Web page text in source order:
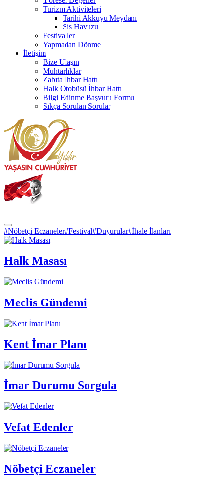
Turizm Aktiviteleri
Tarihi Akkuyu Meydanı
Sis Havuzu
Festivaller
Yapmadan Dönme
İletişim
Bize Ulaşın
Muhtarlıklar
Zabıta İhbar Hattı
Halk Otobüsü İhbar Hattı
Bilgi Edinme Başvuru Formu
Sıkça Sorulan Sorular
#Nöbetçi Eczaneler#Festival#Duyurular#İhale İlanları
Halk Masası
Meclis Gündemi
Kent İmar Planı
İmar Durumu Sorgula
Vefat Edenler
Nöbetçi Eczaneler